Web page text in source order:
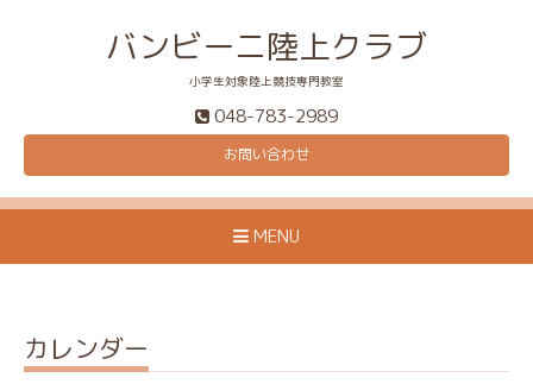
バンビーニ陸上クラブ
小学生対象陸上競技専門教室
048-783-2989
お問い合わせ
MENU
カレンダー